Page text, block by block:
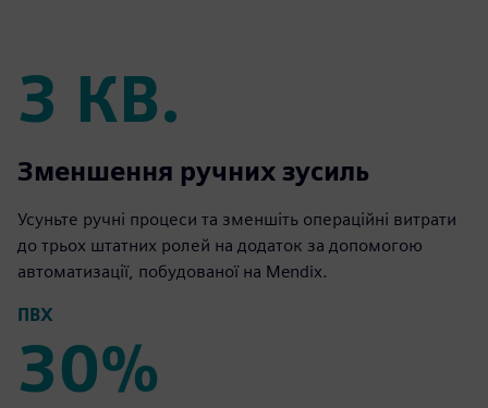
3 КВ.
3 КВ.
Зменшення ручних зусиль
Усуньте ручні процеси та зменшіть операційні витрати
до трьох штатних ролей на додаток за допомогою
автоматизації, побудованої на Mendix.
ПВХ
30%